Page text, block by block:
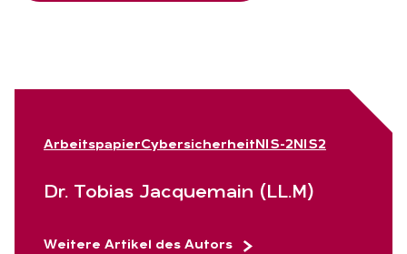
ArbeitspapierCybersicherheit NIS-2 NIS2
Dr. To­bi­as Jac­que­main (LL.M)
Weitere Artikel des Autors